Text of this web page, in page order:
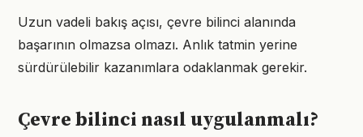
Uzun vadeli bakış açısı, çevre bilinci alanında
başarının olmazsa olmazı. Anlık tatmin yerine
sürdürülebilir kazanımlara odaklanmak gerekir.
Çevre bilinci nasıl uygulanmalı?